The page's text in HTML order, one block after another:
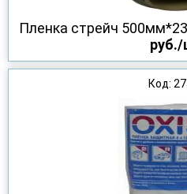
Пленка стрейч
Код: